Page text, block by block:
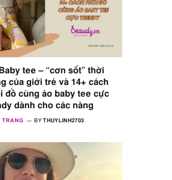
tee – “cơn sốt” thời
của giới trẻ và 14+ cách
đồ cùng áo baby tee cực
dành cho các nàng
TRANG BY THUYLINH2703